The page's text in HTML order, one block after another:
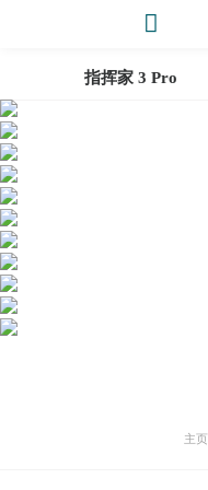
指挥家 3 Pro
主页